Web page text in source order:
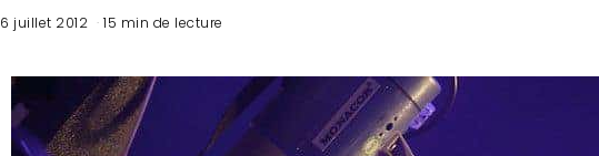
6 juillet 2012 15 min de lecture